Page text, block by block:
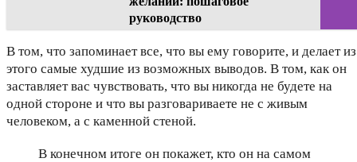
руководство
В том, что запоминает все, что вы ему говорите, и делает из
этого самые худшие из возможных выводов. В том, как он
заставляет вас чувствовать, что вы никогда не будете на
одной стороне и что вы разговариваете не с живым
человеком, а с каменной стеной.
В конечном итоге он покажет, кто он на самом